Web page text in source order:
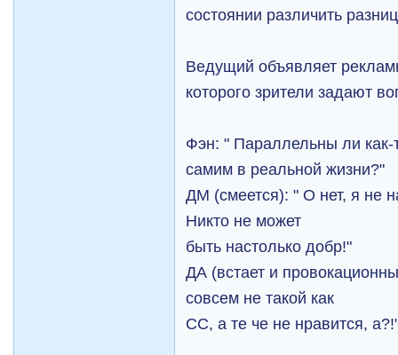
состоянии различить
Ведущий объявляет
которого зрители задают
Фэн: " Параллельны ли
самим в реальной жизни?"
ДМ (смеется): " О нет, я не
Никто не может
быть настолько добр!"
ДА (встает и
совсем не такой как
СС, а те чe не нравится,